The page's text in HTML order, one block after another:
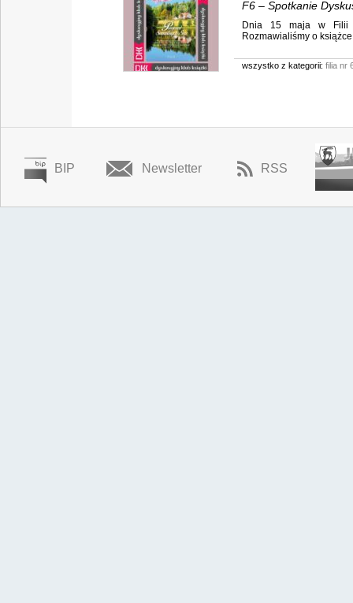
F6 – Spotkanie
Dnia 15 maja w Filii
Rozmawialiśmy o
wszystko z kategorii: filia nr
BIP Newsletter RSS